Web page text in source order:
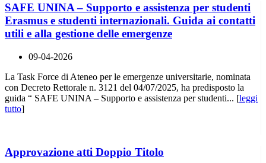
SAFE UNINA – Supporto e assistenza per studenti
Erasmus e studenti internazionali. Guida ai contatti
utili e alla gestione delle emergenze
09-04-2026
La Task Force di Ateneo per le emergenze universitarie, nominata
con Decreto Rettorale n. 3121 del 04/07/2025, ha predisposto la
guida “ SAFE UNINA – Supporto e assistenza per studenti... [leggi
tutto]
Approvazione atti Doppio Titolo